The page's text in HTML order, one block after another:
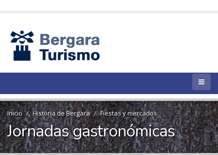
Inicio Historia de Bergara Fiestas y mercados
Jornadas gastronómicas